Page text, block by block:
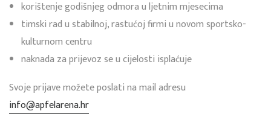
korištenje godišnjeg odmora u ljetnim mjesecima
timski rad u stabilnoj, rastućoj firmi u novom sportsko-
kulturnom centru
naknada za prijevoz se u cijelosti isplaćuje
Svoje prijave možete poslati na mail adresu
info@apfelarena.hr